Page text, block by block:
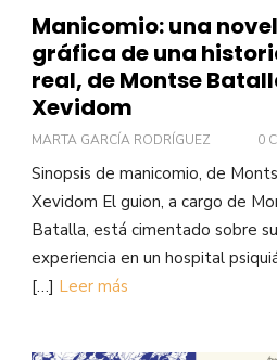
Manicomio: una
gráfica de una
real, de Montse
Xevidom
MARTA GARCÍA RODRÍGUEZ 0
Sinopsis de manicomio, de
Xevidom El guion, a cargo de
Batalla, está cimentado sobre su
experiencia en un hospital
[…] Leer más